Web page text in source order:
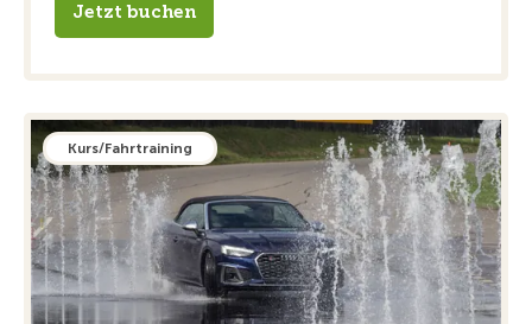
Jetzt buchen
Kurs/Fahrtraining